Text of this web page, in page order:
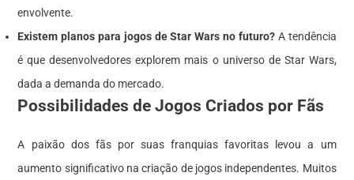
envolvente.
Existem planos para jogos de Star Wars no futuro?A tendência
é que desenvolvedores explorem mais o universo de Star Wars,
dada a demanda do mercado.
Possibilidades de Jogos Criados por Fãs
A paixão dos fãs por suas franquias favoritas levou a um
aumento significativo na criação de jogos independentes. Muitos